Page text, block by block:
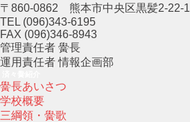
〒860-0862 熊本市中央区黒髪2-22-1
TEL (096)343-6195
FAX (096)346-8943
管理責任者 黌長
運用責任者 情報企画部
黌長あいさつ
学校概要
三綱領・黌歌